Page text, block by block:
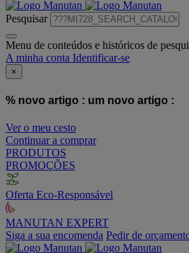
Pesquisar
Menu de conteúdos e históricos de
A minha conta Identificar-se
×
% novo artigo : um novo artigo :
Ver o meu cesto
Continuar a comprar
PRODUTOS
PROMOÇÕES
Oferta Eco-Responsável
MANUTAN EXPERT
Siga a sua encomenda Pedir de